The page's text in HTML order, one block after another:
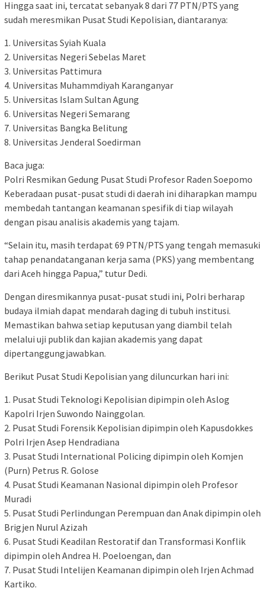
Hingga saat ini, tercatat sebanyak 8 dari 77 PTN/PTS yang
sudah meresmikan Pusat Studi Kepolisian, diantaranya:
1. Universitas Syiah Kuala
2. Universitas Negeri Sebelas Maret
3. Universitas Pattimura
4. Universitas Muhammdiyah Karanganyar
5. Universitas Islam Sultan Agung
6. Universitas Negeri Semarang
7. Universitas Bangka Belitung
8. Universitas Jenderal Soedirman
Baca juga:
Polri Resmikan Gedung Pusat Studi Profesor Raden Soepomo
Keberadaan pusat-pusat studi di daerah ini diharapkan mampu
membedah tantangan keamanan spesifik di tiap wilayah
dengan pisau analisis akademis yang tajam.
“Selain itu, masih terdapat 69 PTN/PTS yang tengah memasuki
tahap penandatanganan kerja sama (PKS) yang membentang
dari Aceh hingga Papua,” tutur Dedi.
Dengan diresmikannya pusat-pusat studi ini, Polri berharap
budaya ilmiah dapat mendarah daging di tubuh institusi.
Memastikan bahwa setiap keputusan yang diambil telah
melalui uji publik dan kajian akademis yang dapat
dipertanggungjawabkan.
Berikut Pusat Studi Kepolisian yang diluncurkan hari ini:
1. Pusat Studi Teknologi Kepolisian dipimpin oleh Aslog
Kapolri Irjen Suwondo Nainggolan.
2. Pusat Studi Forensik Kepolisian dipimpin oleh Kapusdokkes
Polri Irjen Asep Hendradiana
3. Pusat Studi International Policing dipimpin oleh Komjen
(Purn) Petrus R. Golose
4. Pusat Studi Keamanan Nasional dipimpin oleh Profesor
Muradi
5. Pusat Studi Perlindungan Perempuan dan Anak dipimpin oleh
Brigjen Nurul Azizah
6. Pusat Studi Keadilan Restoratif dan Transformasi Konflik
dipimpin oleh Andrea H. Poeloengan, dan
7. Pusat Studi Intelijen Keamanan dipimpin oleh Irjen Achmad
Kartiko.